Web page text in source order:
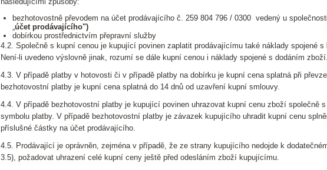
bezhotovostně převodem na účet prodávajícího č. 259 804 796 / 0300 vedený u
„účet prodávajícího")
dobírkou prostřednictvím přepravní služby
4.2. Společně s kupní cenou je kupující povinen zaplatit prodávajícímu také náklady spojené
Není-li uvedeno výslovně jinak, rozumí se dále kupní cenou i náklady spojené s dodáním zboží.
4.3. V případě platby v hotovosti či v případě platby na dobírku je kupní cena splatná při
bezhotovostní platby je kupní cena splatná do 14 dnů od uzavření kupní smlouvy.
4.4. V případě bezhotovostní platby je kupující povinen uhrazovat kupní cenu zboží společně
symbolu platby. V případě bezhotovostní platby je závazek kupujícího uhradit kupní cenu
příslušné částky na účet prodávajícího.
4.5. Prodávající je oprávněn, zejména v případě, že ze strany kupujícího nedojde k
3.5), požadovat uhrazení celé kupní ceny ještě před odesláním zboží kupujícímu.